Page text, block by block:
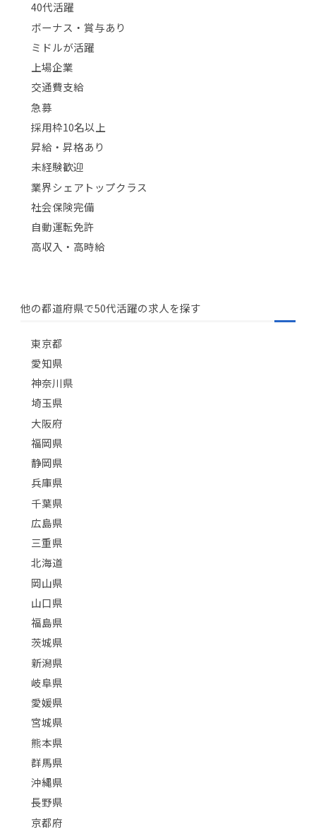
40代活躍
ボーナス・賞与あり
ミドルが活躍
上場企業
交通費支給
急募
採用枠10名以上
昇給・昇格あり
未経験歓迎
業界シェアトップクラス
社会保険完備
自動運転免許
高収入・高時給
他の都道府県で50代活躍の求人を探す
東京都
愛知県
神奈川県
埼玉県
大阪府
福岡県
静岡県
兵庫県
千葉県
広島県
三重県
北海道
岡山県
山口県
福島県
茨城県
新潟県
岐阜県
愛媛県
宮城県
熊本県
群馬県
沖縄県
長野県
京都府